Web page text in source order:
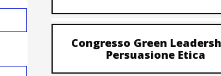
Congresso Green
Persuasione Etica